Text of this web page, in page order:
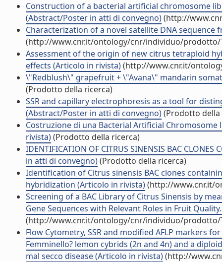
Construction of a bacterial artificial chromosome
(Abstract/Poster in atti di convegno)(http://
Characterization of a novel satellite DNA
(http://www.cnr.it/ontology/cnr/individuo/prodotto/
Assessment of the origin of new citrus tetraploid
effects (Articolo in rivista)(http://www.cnr.it/
\"Redblush\" grapefruit + \"Avana\" mandarin
(Prodotto della ricerca)
SSR and capillary electrophoresis as a tool for
(Abstract/Poster in atti di convegno)(Prodotto della
Costruzione di una Bacterial Artificial Chromosome
rivista)(Prodotto della ricerca)
IDENTIFICATION OF CITRUS SINENSIS BAC
in atti di convegno)(Prodotto della ricerca)
Identification of Citrus sinensis BAC clones
hybridization (Articolo in rivista)(http://www.cnr.it/
Screening of a BAC Library of Citrus Sinensis by
Gene Sequences with Relevant Roles in Fruit
(http://www.cnr.it/ontology/cnr/individuo/prodotto/
Flow Cytometry, SSR and modified AFLP markers
Femminello? lemon cybrids (2n and 4n) and a
mal secco disease (Articolo in rivista)(http://